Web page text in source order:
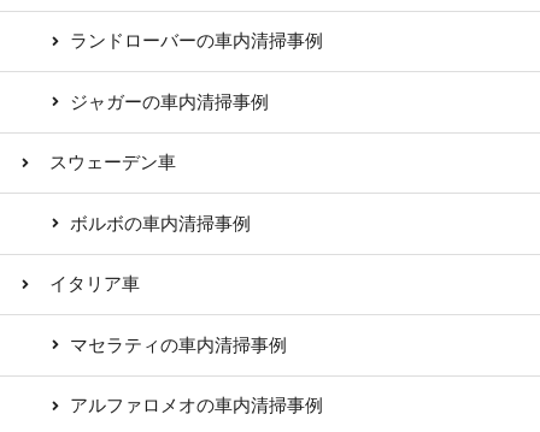
ランドローバーの車内清掃事例
ジャガーの車内清掃事例
スウェーデン車
ボルボの車内清掃事例
イタリア車
マセラティの車内清掃事例
アルファロメオの車内清掃事例